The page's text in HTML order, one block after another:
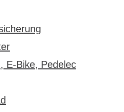
E-Bike, Pedelec